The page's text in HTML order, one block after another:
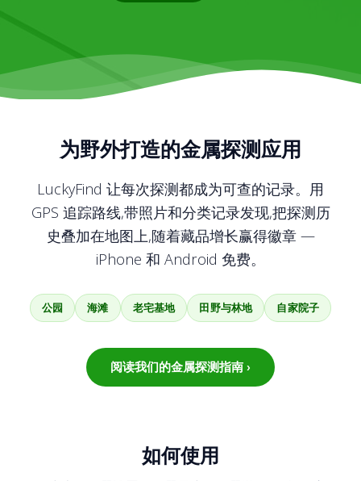
为野外打造的金属探测应用
LuckyFind 让每次探测都成为可查的记录。用
GPS 追踪路线,带照片和分类记录发现,把探测历
史叠加在地图上,随着藏品增长赢得徽章 —
iPhone 和 Android 免费。
公园 海滩 老宅基地 田野与林地 自家院子
阅读我们的金属探测指南 ›
如何使用